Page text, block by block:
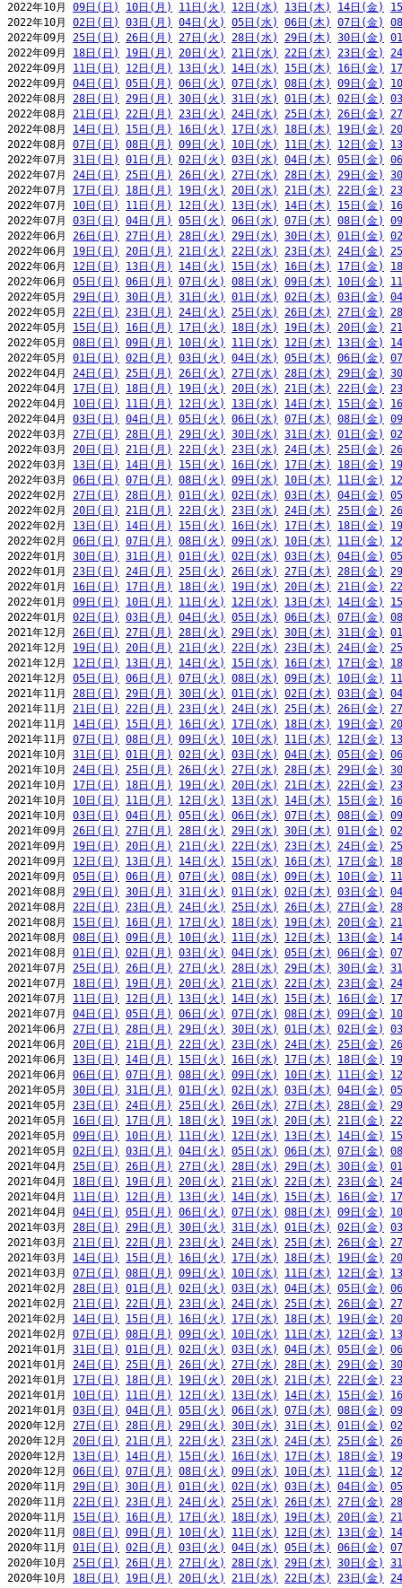
2022年10月 09日(日) 10日(月) 11日(火) 12日(水) 13日(木) 14日(金)
2022年10月 02日(日) 03日(月) 04日(火) 05日(水) 06日(木) 07日(金)
2022年09月 25日(日) 26日(月) 27日(火) 28日(水) 29日(木) 30日(金)
2022年09月 18日(日) 19日(月) 20日(火) 21日(水) 22日(木) 23日(金)
2022年09月 11日(日) 12日(月) 13日(火) 14日(水) 15日(木) 16日(金)
2022年09月 04日(日) 05日(月) 06日(火) 07日(水) 08日(木) 09日(金)
2022年08月 28日(日) 29日(月) 30日(火) 31日(水) 01日(木) 02日(金)
2022年08月 21日(日) 22日(月) 23日(火) 24日(水) 25日(木) 26日(金)
2022年08月 14日(日) 15日(月) 16日(火) 17日(水) 18日(木) 19日(金)
2022年08月 07日(日) 08日(月) 09日(火) 10日(水) 11日(木) 12日(金)
2022年07月 31日(日) 01日(月) 02日(火) 03日(水) 04日(木) 05日(金)
2022年07月 24日(日) 25日(月) 26日(火) 27日(水) 28日(木) 29日(金)
2022年07月 17日(日) 18日(月) 19日(火) 20日(水) 21日(木) 22日(金)
2022年07月 10日(日) 11日(月) 12日(火) 13日(水) 14日(木) 15日(金)
2022年07月 03日(日) 04日(月) 05日(火) 06日(水) 07日(木) 08日(金)
2022年06月 26日(日) 27日(月) 28日(火) 29日(水) 30日(木) 01日(金)
2022年06月 19日(日) 20日(月) 21日(火) 22日(水) 23日(木) 24日(金)
2022年06月 12日(日) 13日(月) 14日(火) 15日(水) 16日(木) 17日(金)
2022年06月 05日(日) 06日(月) 07日(火) 08日(水) 09日(木) 10日(金)
2022年05月 29日(日) 30日(月) 31日(火) 01日(水) 02日(木) 03日(金)
2022年05月 22日(日) 23日(月) 24日(火) 25日(水) 26日(木) 27日(金)
2022年05月 15日(日) 16日(月) 17日(火) 18日(水) 19日(木) 20日(金)
2022年05月 08日(日) 09日(月) 10日(火) 11日(水) 12日(木) 13日(金)
2022年05月 01日(日) 02日(月) 03日(火) 04日(水) 05日(木) 06日(金)
2022年04月 24日(日) 25日(月) 26日(火) 27日(水) 28日(木) 29日(金)
2022年04月 17日(日) 18日(月) 19日(火) 20日(水) 21日(木) 22日(金)
2022年04月 10日(日) 11日(月) 12日(火) 13日(水) 14日(木) 15日(金)
2022年04月 03日(日) 04日(月) 05日(火) 06日(水) 07日(木) 08日(金)
2022年03月 27日(日) 28日(月) 29日(火) 30日(水) 31日(木) 01日(金)
2022年03月 20日(日) 21日(月) 22日(火) 23日(水) 24日(木) 25日(金)
2022年03月 13日(日) 14日(月) 15日(火) 16日(水) 17日(木) 18日(金)
2022年03月 06日(日) 07日(月) 08日(火) 09日(水) 10日(木) 11日(金)
2022年02月 27日(日) 28日(月) 01日(火) 02日(水) 03日(木) 04日(金)
2022年02月 20日(日) 21日(月) 22日(火) 23日(水) 24日(木) 25日(金)
2022年02月 13日(日) 14日(月) 15日(火) 16日(水) 17日(木) 18日(金)
2022年02月 06日(日) 07日(月) 08日(火) 09日(水) 10日(木) 11日(金)
2022年01月 30日(日) 31日(月) 01日(火) 02日(水) 03日(木) 04日(金)
2022年01月 23日(日) 24日(月) 25日(火) 26日(水) 27日(木) 28日(金)
2022年01月 16日(日) 17日(月) 18日(火) 19日(水) 20日(木) 21日(金)
2022年01月 09日(日) 10日(月) 11日(火) 12日(水) 13日(木) 14日(金)
2022年01月 02日(日) 03日(月) 04日(火) 05日(水) 06日(木) 07日(金)
2021年12月 26日(日) 27日(月) 28日(火) 29日(水) 30日(木) 31日(金)
2021年12月 19日(日) 20日(月) 21日(火) 22日(水) 23日(木) 24日(金)
2021年12月 12日(日) 13日(月) 14日(火) 15日(水) 16日(木) 17日(金)
2021年12月 05日(日) 06日(月) 07日(火) 08日(水) 09日(木) 10日(金)
2021年11月 28日(日) 29日(月) 30日(火) 01日(水) 02日(木) 03日(金)
2021年11月 21日(日) 22日(月) 23日(火) 24日(水) 25日(木) 26日(金)
2021年11月 14日(日) 15日(月) 16日(火) 17日(水) 18日(木) 19日(金)
2021年11月 07日(日) 08日(月) 09日(火) 10日(水) 11日(木) 12日(金)
2021年10月 31日(日) 01日(月) 02日(火) 03日(水) 04日(木) 05日(金)
2021年10月 24日(日) 25日(月) 26日(火) 27日(水) 28日(木) 29日(金)
2021年10月 17日(日) 18日(月) 19日(火) 20日(水) 21日(木) 22日(金)
2021年10月 10日(日) 11日(月) 12日(火) 13日(水) 14日(木) 15日(金)
2021年10月 03日(日) 04日(月) 05日(火) 06日(水) 07日(木) 08日(金)
2021年09月 26日(日) 27日(月) 28日(火) 29日(水) 30日(木) 01日(金)
2021年09月 19日(日) 20日(月) 21日(火) 22日(水) 23日(木) 24日(金)
2021年09月 12日(日) 13日(月) 14日(火) 15日(水) 16日(木) 17日(金)
2021年09月 05日(日) 06日(月) 07日(火) 08日(水) 09日(木) 10日(金)
2021年08月 29日(日) 30日(月) 31日(火) 01日(水) 02日(木) 03日(金)
2021年08月 22日(日) 23日(月) 24日(火) 25日(水) 26日(木) 27日(金)
2021年08月 15日(日) 16日(月) 17日(火) 18日(水) 19日(木) 20日(金)
2021年08月 08日(日) 09日(月) 10日(火) 11日(水) 12日(木) 13日(金)
2021年08月 01日(日) 02日(月) 03日(火) 04日(水) 05日(木) 06日(金)
2021年07月 25日(日) 26日(月) 27日(火) 28日(水) 29日(木) 30日(金)
2021年07月 18日(日) 19日(月) 20日(火) 21日(水) 22日(木) 23日(金)
2021年07月 11日(日) 12日(月) 13日(火) 14日(水) 15日(木) 16日(金)
2021年07月 04日(日) 05日(月) 06日(火) 07日(水) 08日(木) 09日(金)
2021年06月 27日(日) 28日(月) 29日(火) 30日(水) 01日(木) 02日(金)
2021年06月 20日(日) 21日(月) 22日(火) 23日(水) 24日(木) 25日(金)
2021年06月 13日(日) 14日(月) 15日(火) 16日(水) 17日(木) 18日(金)
2021年06月 06日(日) 07日(月) 08日(火) 09日(水) 10日(木) 11日(金)
2021年05月 30日(日) 31日(月) 01日(火) 02日(水) 03日(木) 04日(金)
2021年05月 23日(日) 24日(月) 25日(火) 26日(水) 27日(木) 28日(金)
2021年05月 16日(日) 17日(月) 18日(火) 19日(水) 20日(木) 21日(金)
2021年05月 09日(日) 10日(月) 11日(火) 12日(水) 13日(木) 14日(金)
2021年05月 02日(日) 03日(月) 04日(火) 05日(水) 06日(木) 07日(金)
2021年04月 25日(日) 26日(月) 27日(火) 28日(水) 29日(木) 30日(金)
2021年04月 18日(日) 19日(月) 20日(火) 21日(水) 22日(木) 23日(金)
2021年04月 11日(日) 12日(月) 13日(火) 14日(水) 15日(木) 16日(金)
2021年04月 04日(日) 05日(月) 06日(火) 07日(水) 08日(木) 09日(金)
2021年03月 28日(日) 29日(月) 30日(火) 31日(水) 01日(木) 02日(金)
2021年03月 21日(日) 22日(月) 23日(火) 24日(水) 25日(木) 26日(金)
2021年03月 14日(日) 15日(月) 16日(火) 17日(水) 18日(木) 19日(金)
2021年03月 07日(日) 08日(月) 09日(火) 10日(水) 11日(木) 12日(金)
2021年02月 28日(日) 01日(月) 02日(火) 03日(水) 04日(木) 05日(金)
2021年02月 21日(日) 22日(月) 23日(火) 24日(水) 25日(木) 26日(金)
2021年02月 14日(日) 15日(月) 16日(火) 17日(水) 18日(木) 19日(金)
2021年02月 07日(日) 08日(月) 09日(火) 10日(水) 11日(木) 12日(金)
2021年01月 31日(日) 01日(月) 02日(火) 03日(水) 04日(木) 05日(金)
2021年01月 24日(日) 25日(月) 26日(火) 27日(水) 28日(木) 29日(金)
2021年01月 17日(日) 18日(月) 19日(火) 20日(水) 21日(木) 22日(金)
2021年01月 10日(日) 11日(月) 12日(火) 13日(水) 14日(木) 15日(金)
2021年01月 03日(日) 04日(月) 05日(火) 06日(水) 07日(木) 08日(金)
2020年12月 27日(日) 28日(月) 29日(火) 30日(水) 31日(木) 01日(金)
2020年12月 20日(日) 21日(月) 22日(火) 23日(水) 24日(木) 25日(金)
2020年12月 13日(日) 14日(月) 15日(火) 16日(水) 17日(木) 18日(金)
2020年12月 06日(日) 07日(月) 08日(火) 09日(水) 10日(木) 11日(金)
2020年11月 29日(日) 30日(月) 01日(火) 02日(水) 03日(木) 04日(金)
2020年11月 22日(日) 23日(月) 24日(火) 25日(水) 26日(木) 27日(金)
2020年11月 15日(日) 16日(月) 17日(火) 18日(水) 19日(木) 20日(金)
2020年11月 08日(日) 09日(月) 10日(火) 11日(水) 12日(木) 13日(金)
2020年11月 01日(日) 02日(月) 03日(火) 04日(水) 05日(木) 06日(金)
2020年10月 25日(日) 26日(月) 27日(火) 28日(水) 29日(木) 30日(金)
2020年10月 18日(日) 19日(月) 20日(火) 21日(水) 22日(木) 23日(金)